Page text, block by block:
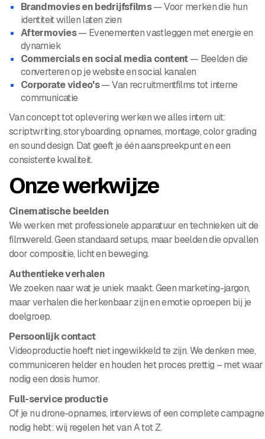
Brandmovies en bedrijfsfilms— Voor merken die hun
identiteit willen laten zien
Aftermovies— Evenementen vastleggen met energie en
dynamiek
Commercials en social media content— Beelden die
converteren op je website en social kanalen
Corporate video's— Van recruitmentfilms tot interne
communicatie
Van concept tot oplevering werken we alles intern uit:
scriptwriting, storyboarding, opnames, montage, color grading
en sound design. Dat geeft je één aanspreekpunt en een
consistente kwaliteit.
Onze werkwijze
Cinematische beelden
We werken met professionele apparatuur en technieken uit de
filmwereld. Geen standaard setups, maar beelden die opvallen
door compositie, licht en beweging.
Authentieke verhalen
We zoeken naar wat je uniek maakt. Geen marketing-jargon,
maar verhalen die herkenbaar zijn en emotie oproepen bij je
doelgroep.
Persoonlijk contact
Videoproductie hoeft niet ingewikkeld te zijn. We denken mee,
communiceren helder en houden het proces prettig – met waar
nodig een dosis humor.
Full-service productie
Of je nu drone-opnames, interviews of een complete campagne
nodig hebt: wij regelen het van A tot Z.